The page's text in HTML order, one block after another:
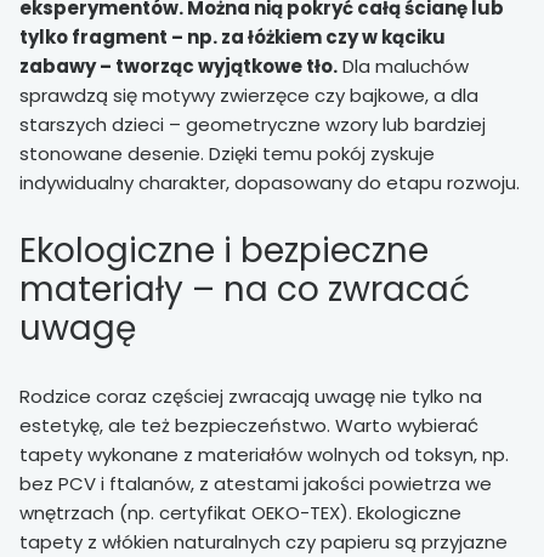
eksperymentów. Można nią pokryć całą ścianę lub
tylko fragment – np. za łóżkiem czy w kąciku
zabawy – tworząc wyjątkowe tło.Dla maluchów
sprawdzą się motywy zwierzęce czy bajkowe, a dla
starszych dzieci – geometryczne wzory lub bardziej
stonowane desenie. Dzięki temu pokój zyskuje
indywidualny charakter, dopasowany do etapu rozwoju.
Ekologiczne i bezpieczne
materiały – na co zwracać
uwagę
Rodzice coraz częściej zwracają uwagę nie tylko na
estetykę, ale też bezpieczeństwo. Warto wybierać
tapety wykonane z materiałów wolnych od toksyn, np.
bez PCV i ftalanów, z atestami jakości powietrza we
wnętrzach (np. certyfikat OEKO-TEX). Ekologiczne
tapety z włókien naturalnych czy papieru są przyjazne